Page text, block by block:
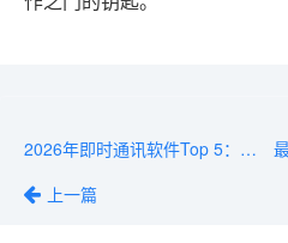
2026年即时通讯软件Top 5：安全性与稳定性评测
上一篇